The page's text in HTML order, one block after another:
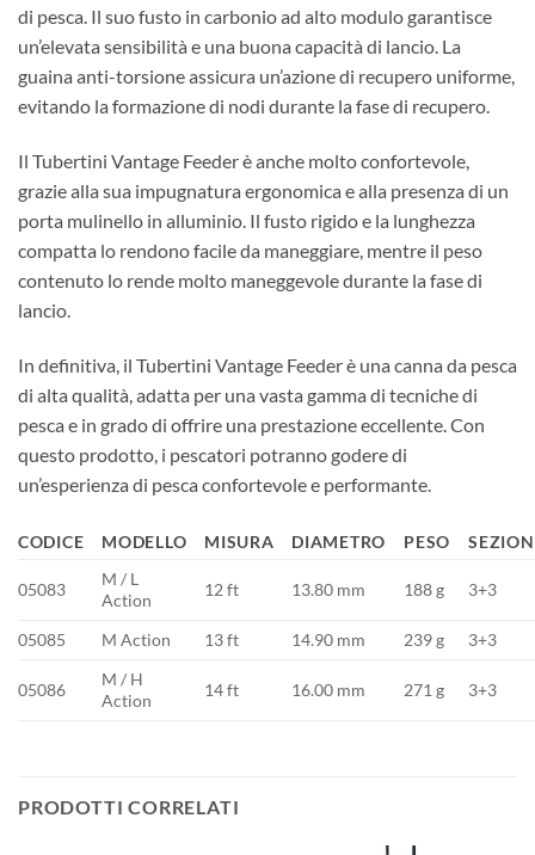
di pesca. Il suo fusto in carbonio ad alto modulo garantisce
un’elevata sensibilità e una buona capacità di lancio. La
guaina anti-torsione assicura un’azione di recupero uniforme,
evitando la formazione di nodi durante la fase di recupero.
Il Tubertini Vantage Feeder è anche molto confortevole,
grazie alla sua impugnatura ergonomica e alla presenza di un
porta mulinello in alluminio. Il fusto rigido e la lunghezza
compatta lo rendono facile da maneggiare, mentre il peso
contenuto lo rende molto maneggevole durante la fase di
lancio.
In definitiva, il Tubertini Vantage Feeder è una canna da pesca
di alta qualità, adatta per una vasta gamma di tecniche di
pesca e in grado di offrire una prestazione eccellente. Con
questo prodotto, i pescatori potranno godere di
un’esperienza di pesca confortevole e performante.
CODICE MODELLO MISURA DIAMETRO PESO
05083
M / L
Action
12 ft 13.80 mm 188 g 3+3
05085 M Action 13 ft 14.90 mm 239 g 3+3
05086
M / H
Action
14 ft 16.00 mm 271 g 3+3
PRODOTTI CORRELATI